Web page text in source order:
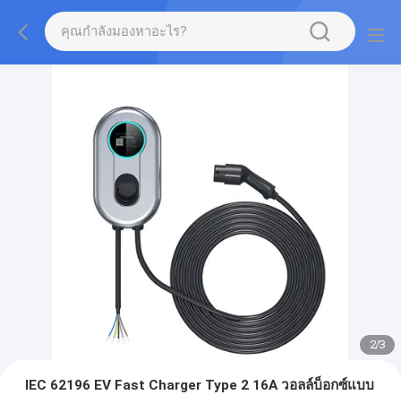
2/3
IEC 62196 EV Fast Charger Type 2 16A วอลล์บ็อกซ์แบบ